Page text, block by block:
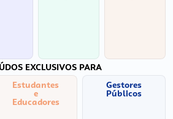
EXCLUSIVOS PARA
Estudantes
e
Educadores
Gestores
Públicos